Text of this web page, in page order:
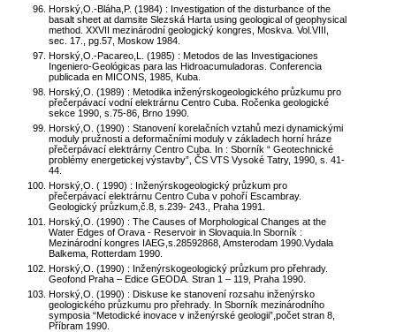
Horský,O.-Bláha,P. (1984) : Investigation of the disturbance of the
basalt sheet at damsite Slezská Harta using geological of geophysical
method. XXVII mezinárodní geologický kongres, Moskva. Vol.VIII,
sec. 17., pg.57, Moskow 1984.
Horský,O.-Pacareo,L. (1985) : Metodos de las Investigaciones
Ingeniero-Geológicas para las Hidroacumuladoras. Conferencia
publicada en MICONS, 1985, Kuba.
Horský,O. (1989) : Metodika inženýrskogeologického průzkumu pro
přečerpávací vodní elektrárnu Centro Cuba. Ročenka geologické
sekce 1990, s.75-86, Brno 1990.
Horský,O. (1990) : Stanovení korelačních vztahů mezi dynamickými
moduly pružnosti a deformačními moduly v základech horní hráze
přečerpávací elektrárny Centro Cuba. In : Sborník “ Geotechnické
problémy energetickej výstavby”, ČS VTS Vysoké Tatry, 1990, s. 41-
44.
Horský,O. ( 1990) : Inženýrskogeologický průzkum pro
přečerpávací elektrárnu Centro Cuba v pohoří Escambray.
Geologický průzkum,č.8, s.239- 243., Praha 1991.
Horský,O. (1990) : The Causes of Morphological Changes at the
Water Edges of Orava - Reservoir in Slovaquia.In Sborník :
Mezinárodní kongres IAEG,s.28592868, Amsterodam 1990.Vydala
Balkema, Rotterdam 1990.
Horský,O. (1990) : Inženýrskogeologický průzkum pro přehrady.
Geofond Praha – Edice GEODA. Stran 1 – 119, Praha 1990.
Horský,O. (1990) : Diskuse ke stanovení rozsahu inženýrsko
geologického průzkumu pro přehrady. In Sborník mezinárodního
symposia “Metodické inovace v inženýrské geologii”,počet stran 8,
Příbram 1990.